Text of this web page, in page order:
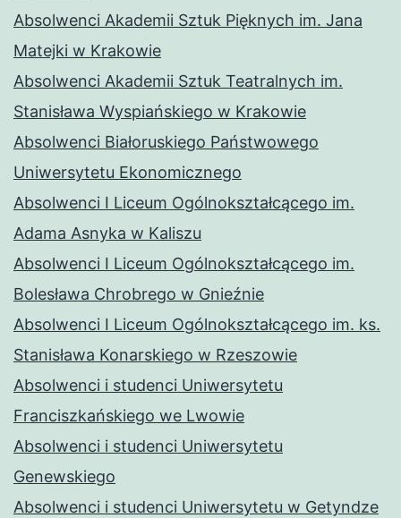
Absolwenci Akademii Sztuk Pięknych im. Jana
Matejki w Krakowie
Absolwenci Akademii Sztuk Teatralnych im.
Stanisława Wyspiańskiego w Krakowie
Absolwenci Białoruskiego Państwowego
Uniwersytetu Ekonomicznego
Absolwenci I Liceum Ogólnokształcącego im.
Adama Asnyka w Kaliszu
Absolwenci I Liceum Ogólnokształcącego im.
Bolesława Chrobrego w Gnieźnie
Absolwenci I Liceum Ogólnokształcącego im. ks.
Stanisława Konarskiego w Rzeszowie
Absolwenci i studenci Uniwersytetu
Franciszkańskiego we Lwowie
Absolwenci i studenci Uniwersytetu
Genewskiego
Absolwenci i studenci Uniwersytetu w Getyndze